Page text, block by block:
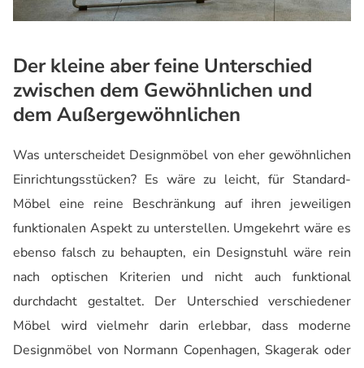
Der kleine aber feine Unterschied
zwischen dem Gewöhnlichen und
dem Außergewöhnlichen
Was unterscheidet Designmöbel von eher gewöhnlichen
Einrichtungsstücken? Es wäre zu leicht, für Standard-
Möbel eine reine Beschränkung auf ihren jeweiligen
funktionalen Aspekt zu unterstellen. Umgekehrt wäre es
ebenso falsch zu behaupten, ein Designstuhl wäre rein
nach optischen Kriterien und nicht auch funktional
durchdacht gestaltet. Der Unterschied verschiedener
Möbel wird vielmehr darin erlebbar, dass moderne
Designmöbel von Normann Copenhagen, Skagerak oder